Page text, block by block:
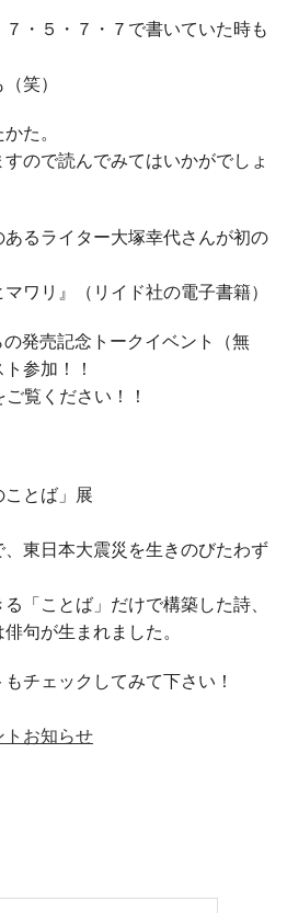
・５・７・７で書いていた時も
笑）
た。
ので読んでみてはいかがでしょ
るライター大塚幸代さんが初の
ワリ』（リイド社の電子書籍）
発売記念トークイベント（無
参加！！
覧ください！！
ことば」展
東日本大震災を生きのびたわず
「ことば」だけで構築した詩、
句が生まれました。
チェックしてみて下さい！
トお知らせ